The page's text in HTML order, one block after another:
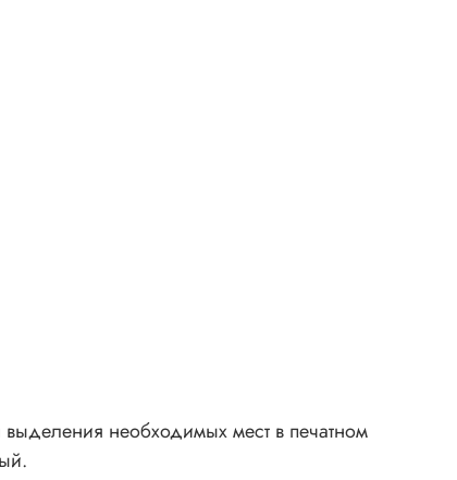
необходимых мест в печатном